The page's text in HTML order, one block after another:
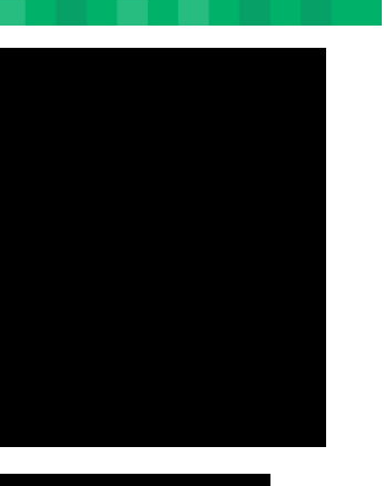
인천시 광복절 현수
병무청, 보충역 전면
홈플러스發 대형마
윤준병·이해민 의원, '
여야, 황희 '버스 하우